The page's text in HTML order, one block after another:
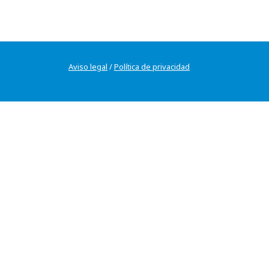
Aviso legal /Política de privacidad